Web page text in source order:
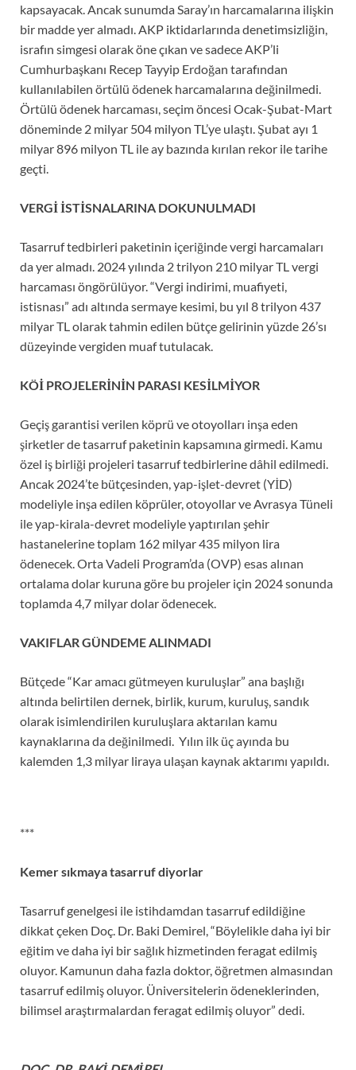
kapsayacak. Ancak sunumda Saray’ın harcamalarına ilişkin
bir madde yer almadı. AKP iktidarlarında denetimsizliğin,
israfın simgesi olarak öne çıkan ve sadece AKP’li
Cumhurbaşkanı Recep Tayyip Erdoğan tarafından
kullanılabilen örtülü ödenek harcamalarına değinilmedi.
Örtülü ödenek harcaması, seçim öncesi Ocak-Şubat-Mart
döneminde 2 milyar 504 milyon TL’ye ulaştı. Şubat ayı 1
milyar 896 milyon TL ile ay bazında kırılan rekor ile tarihe
geçti.
VERGİ İSTİSNALARINA DOKUNULMADI
Tasarruf tedbirleri paketinin içeriğinde vergi harcamaları
da yer almadı. 2024 yılında 2 trilyon 210 milyar TL vergi
harcaması öngörülüyor. “Vergi indirimi, muafiyeti,
istisnası” adı altında sermaye kesimi, bu yıl 8 trilyon 437
milyar TL olarak tahmin edilen bütçe gelirinin yüzde 26’sı
düzeyinde vergiden muaf tutulacak.
KÖİ PROJELERİNİN PARASI KESİLMİYOR
Geçiş garantisi verilen köprü ve otoyolları inşa eden
şirketler de tasarruf paketinin kapsamına girmedi. Kamu
özel iş birliği projeleri tasarruf tedbirlerine dâhil edilmedi.
Ancak 2024’te bütçesinden, yap-işlet-devret (YİD)
modeliyle inşa edilen köprüler, otoyollar ve Avrasya Tüneli
ile yap-kirala-devret modeliyle yaptırılan şehir
hastanelerine toplam 162 milyar 435 milyon lira
ödenecek. Orta Vadeli Program’da (OVP) esas alınan
ortalama dolar kuruna göre bu projeler için 2024 sonunda
toplamda 4,7 milyar dolar ödenecek.
VAKIFLAR GÜNDEME ALINMADI
Bütçede “Kar amacı gütmeyen kuruluşlar” ana başlığı
altında belirtilen dernek, birlik, kurum, kuruluş, sandık
olarak isimlendirilen kuruluşlara aktarılan kamu
kaynaklarına da değinilmedi. Yılın ilk üç ayında bu
kalemden 1,3 milyar liraya ulaşan kaynak aktarımı yapıldı.
***
Kemer sıkmaya tasarruf diyorlar
Tasarruf genelgesi ile istihdamdan tasarruf edildiğine
dikkat çeken Doç. Dr. Baki Demirel, “Böylelikle daha iyi bir
eğitim ve daha iyi bir sağlık hizmetinden feragat edilmiş
oluyor. Kamunun daha fazla doktor, öğretmen almasından
tasarruf edilmiş oluyor. Üniversitelerin ödeneklerinden,
bilimsel araştırmalardan feragat edilmiş oluyor” dedi.